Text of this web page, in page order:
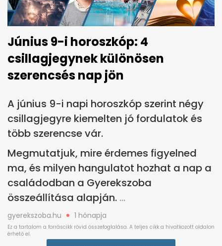
Június 9-i horoszkóp: 4
csillagjegynek különösen
szerencsés nap jön
A június 9-i napi horoszkóp szerint négy
csillagjegyre kiemelten jó fordulatok és
több szerencse vár.
Megmutatjuk, mire érdemes figyelned
ma, és milyen hangulatot hozhat a nap a
családodban a Gyerekszoba
összeállítása alapján.
gyerekszoba.hu 1 hónapja